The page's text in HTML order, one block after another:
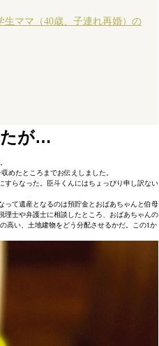
ママ（40歳、子連れ再婚）の
たが…
めたところまでお伝えしました。
すらなった。臣斗くんにはちょっぴり申し訳ない
って遺産となるのは預貯金とおばあちゃんと伯母
理士や弁護士に相談したところ、おばあちゃんの
高い、土地建物をどう分配させるかだ。この1か